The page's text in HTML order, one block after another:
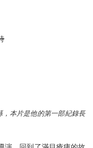
，本片是他的第一部紀錄長